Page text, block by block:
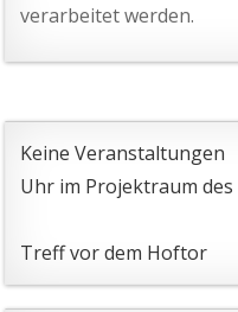
verarbeitet werden.
Keine Veranstaltungen
Uhr im Projektraum des
Treff vor dem Hoftor